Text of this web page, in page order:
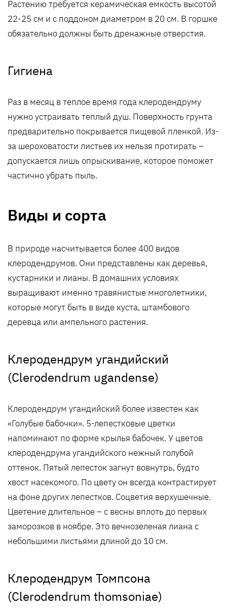
Растению требуется керамическая емкость высотой
22-25 см и с поддоном диаметром в 20 см. В горшке
обязательно должны быть дренажные отверстия.
Гигиена
Раз в месяц в теплое время года клеродендруму
нужно устраивать теплый душ. Поверхность грунта
предварительно покрывается пищевой пленкой. Из-
за шероховатости листьев их нельзя протирать –
допускается лишь опрыскивание, которое поможет
частично убрать пыль.
Виды и сорта
В природе насчитывается более 400 видов
клеродендрумов. Они представлены как деревья,
кустарники и лианы. В домашних условиях
выращивают именно травянистые многолетники,
которые могут быть в виде куста, штамбового
деревца или ампельного растения.
Клеродендрум угандийский
(Clerodendrum ugandense)
Клеродендрум угандийский более известен как
«Голубые бабочки». 5-лепестковые цветки
напоминают по форме крылья бабочек. У цветов
клеродендрума угандийского нежный голубой
оттенок. Пятый лепесток загнут вовнутрь, будто
хвост насекомого. По цвету он всегда контрастирует
на фоне других лепестков. Соцветия верхушечные.
Цветение длительное – с весны вплоть до первых
заморозков в ноябре. Это вечнозеленая лиана с
небольшими листьями длиной до 10 см.
Клеродендрум Томпсона
(Clerodendrum thomsoniae)